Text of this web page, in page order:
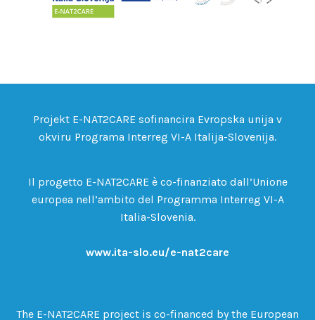
Projekt E-NAT2CARE sofinancira Evropska unija v
okviru Programa Interreg VI-A Italija-Slovenija.
Il progetto E-NAT2CARE è co-finanziato dall’Unione
europea nell’ambito del Programma Interreg VI-A
Italia-Slovenia.
www.ita-slo.eu/e-nat2care
The E-NAT2CARE project is co-financed by the European